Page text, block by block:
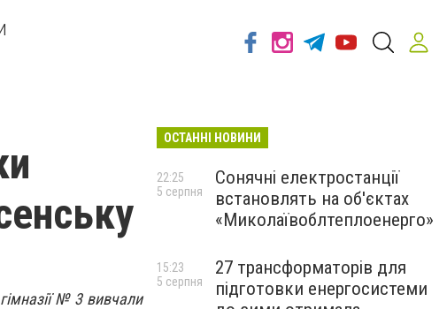
№ 3 вивчали
ОСТАННІ НОВИНИ
Сонячні електростанції
встановлять на об'єктах
«Миколаївоблтеплоенерго»
22:25
5 серпня
27 трансформаторів для
підготовки енергосистеми
15:23
5 серпня